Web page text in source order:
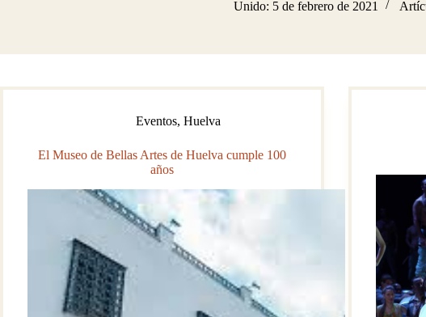
Unido: 5 de febrero de 2021
Eventos,Huelva
El Museo de Bellas Artes de Huelva cumple 100
años